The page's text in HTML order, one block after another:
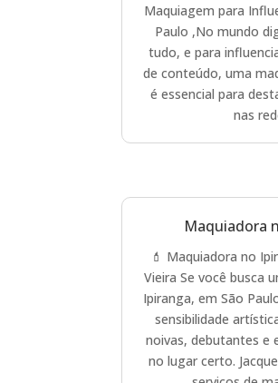
Maquiagem para
Paulo ,No mundo
tudo, e para
de conteúdo, uma
é essencial para
nas
Maquiadora
💄 Maquiadora no
Vieira Se você busca
Ipiranga, em São
sensibilidade
noivas, debutantes e
no lugar certo.